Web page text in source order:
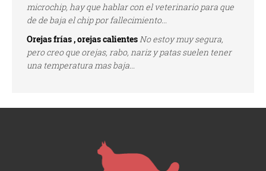
microchip, hay que hablar con el veterinario para que
de de baja el chip por fallecimiento...
Orejas frías , orejas calientesNo estoy muy segura,
pero creo que orejas, rabo, nariz y patas suelen tener
una temperatura mas baja...